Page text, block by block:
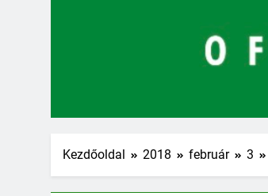
Kezdőoldal 2018 február 3